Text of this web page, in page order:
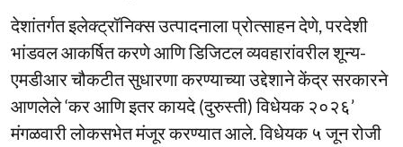
देशांतर्गत इलेक्ट्रॉनिक्स उत्पादनाला प्रोत्साहन देणे, परदेशी
भांडवल आकर्षित करणे आणि डिजिटल व्यवहारांवरील शून्य-
एमडीआर चौकटीत सुधारणा करण्याच्या उद्देशाने केंद्र सरकारने
आणलेले ‘कर आणि इतर कायदे (दुरुस्ती) विधेयक २०२६’
मंगळवारी लोकसभेत मंजूर करण्यात आले. विधेयक ५ जून रोजी